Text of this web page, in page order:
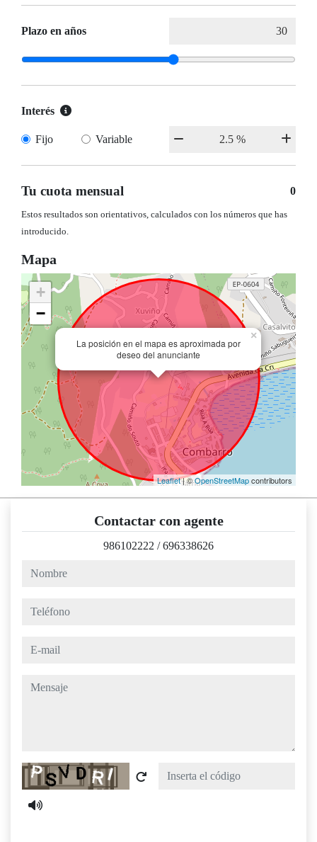
Plazo en años
Interés
Fijo Variable
Tu cuota mensual 0
Estos resultados son orientativos, calculados con los números que has
introducido.
Mapa
La posición en el mapa es aproximada por
deseo del anunciante
×
+
−
Leaflet| ©OpenStreetMapcontributors
Contactar con agente
986102222 /696338626
nombre
teléfono
e-mail
mensaje
Captcha